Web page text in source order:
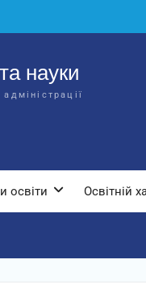
науки
освіти Освітній